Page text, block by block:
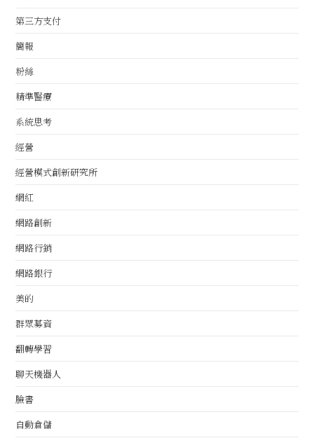
第三方支付
簡報
粉絲
精準醫療
系統思考
經營
經營模式創新研究所
網紅
網路創新
網路行銷
網路銀行
美的
群眾募資
翻轉學習
聊天機器人
臉書
自動倉儲